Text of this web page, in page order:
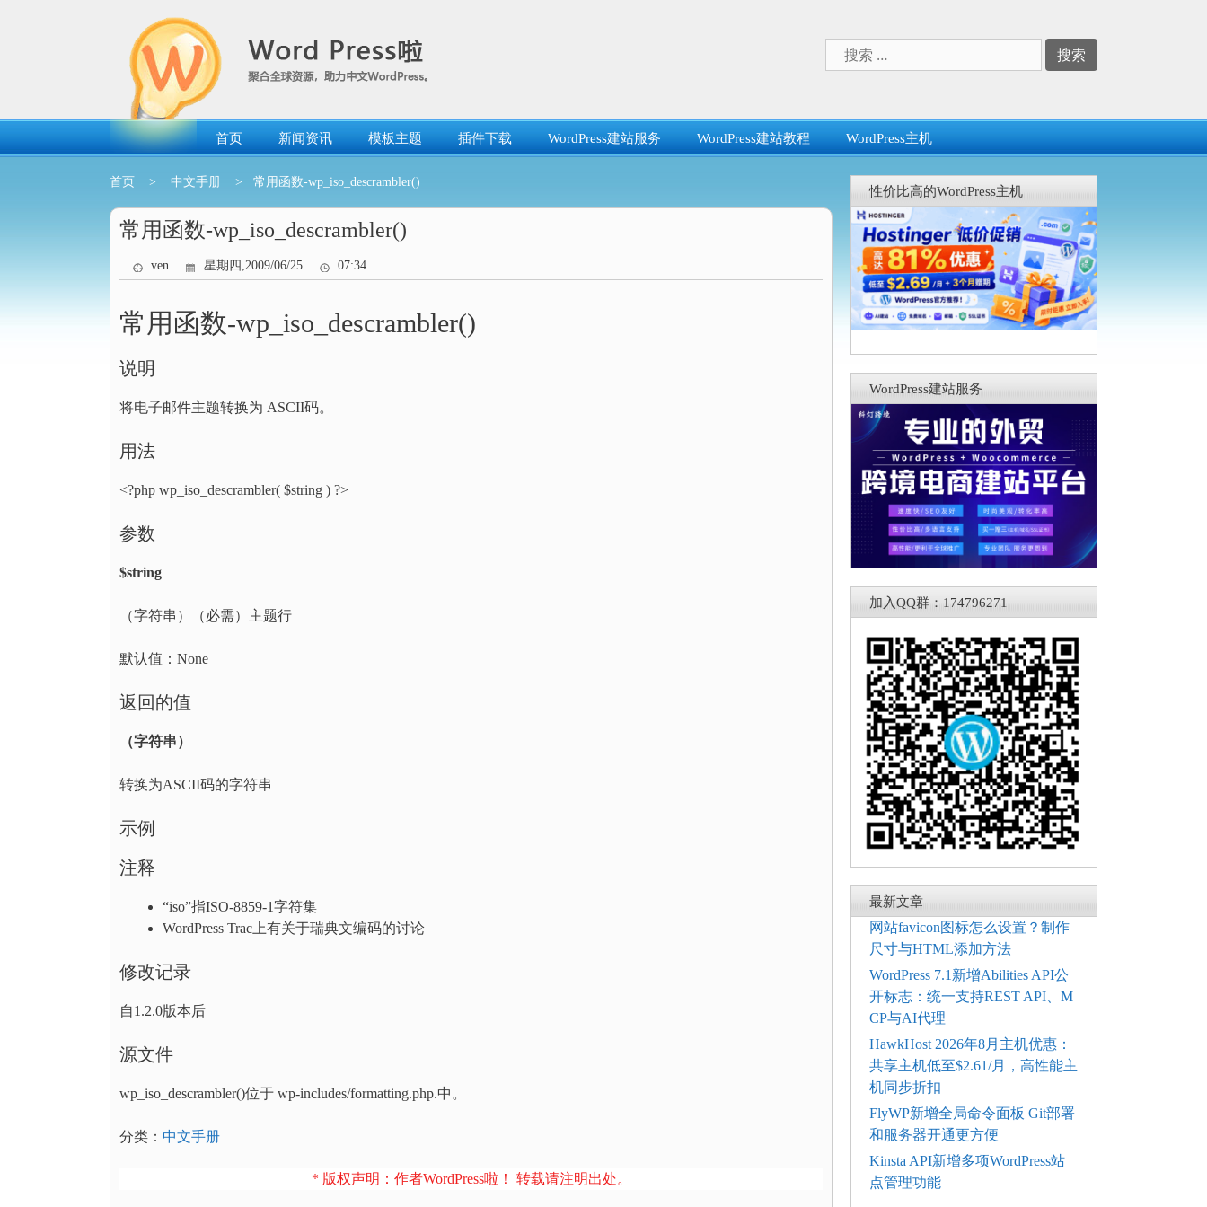
索：
首页 新闻资讯 模板主题 插件下载 WordPress建站服务 WordPress建站教程 WordPress主机
首页 > 中文手册 > 常用函数-wp_iso_descrambler()
常用函数-wp_iso_descrambler()
ven 星期四,2009/06/25 07:34
常用函数-wp_iso_descrambler()
说明
将电子邮件主题转换为 ASCII码。
用法
<?php wp_iso_descrambler( $string ) ?>
参数
$string
（字符串）（必需）主题行
默认值：None
返回的值
（字符串）
转换为ASCII码的字符串
示例
注释
“iso”指ISO-8859-1字符集
WordPress Trac上有关于瑞典文编码的讨论
修改记录
自1.2.0版本后
源文件
wp_iso_descrambler()位于 wp-includes/formatting.php.中。
分类： 中文手册
* 版权声明：作者WordPress啦！ 转载请注明出处。
性价比高的WordPress主机
WordPress建站服务
加入QQ群：174796271
最新文章
网站favicon图标怎么设置？制作
尺寸与HTML添加方法
WordPress 7.1新增Abilities API公
开标志：统一支持REST API、M
CP与AI代理
HawkHost 2026年8月主机优惠：
共享主机低至$2.61/月，高性能主
机同步折扣
FlyWP新增全局命令面板 Git部署
和服务器开通更方便
Kinsta API新增多项WordPress站
点管理功能